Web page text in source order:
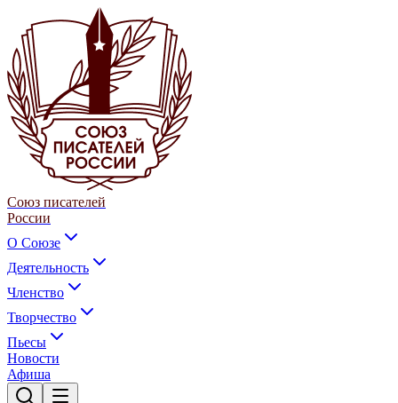
Союз писателей
России
О Союзе
Деятельность
Членство
Творчество
Пьесы
Новости
Афиша